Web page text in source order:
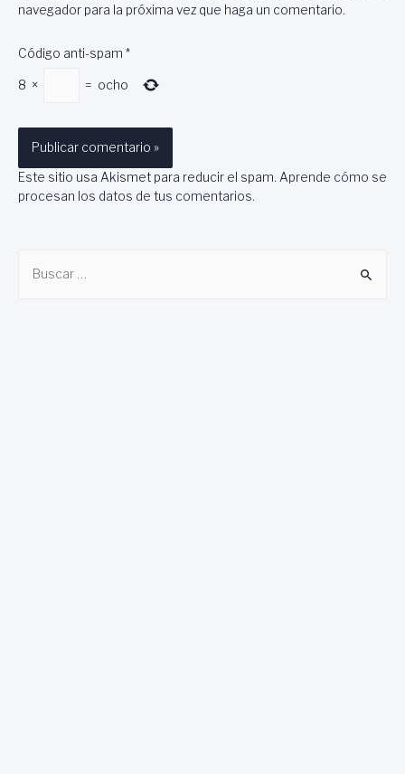
navegador para la próxima vez que haga un comentario.
Código anti-spam *
8 × = ocho
Este sitio usa Akismet para reducir el spam. Aprende cómo se
procesan los datos de tus comentarios.